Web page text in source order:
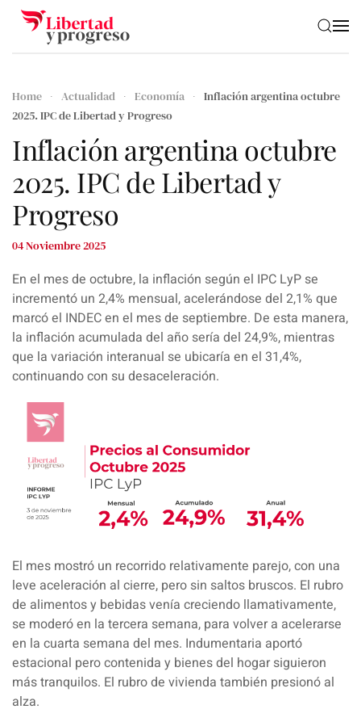
Skip to main content
Home Actualidad Economía
Inflación argentina octubre
2025. IPC de Libertad y Progreso
Inflación argentina octubre
2025. IPC de Libertad y
Progreso
04 Noviembre 2025
En el mes de octubre, la inflación según el IPC LyP se
incrementó un 2,4% mensual, acelerándose del 2,1% que
marcó el INDEC en el mes de septiembre. De esta manera,
la inflación acumulada del año sería del 24,9%, mientras
que la variación interanual se ubicaría en el 31,4%,
continuando con su desaceleración.
El mes mostró un recorrido relativamente parejo, con una
leve aceleración al cierre, pero sin saltos bruscos. El rubro
de alimentos y bebidas venía creciendo llamativamente,
se moderó en la tercera semana, para volver a acelerarse
en la cuarta semana del mes. Indumentaria aportó
estacional pero contenida y bienes del hogar siguieron
más tranquilos. El rubro de vivienda también presionó al
alza.